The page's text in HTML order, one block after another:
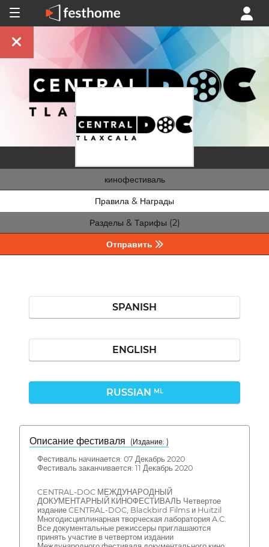
кинофестиваль
Правила & Награды
Разделы & Тарифы (2)
Отправить
SPANISH
ENGLISH
RUSSIAN ML
Описание фестиваля
( Издание: )
Фестиваль начинается: 07 Декабрь 2020
Фестиваль заканчивается: 11 Декабрь 2020
CENTRAL-DOC МЕЖДУНАРОДНЫЙ
ДОКУМЕНТАРНЫЙ КИНОФЕСТИВАЛЬ Четвертое
издание CENTRAL-DOC, Blackbird Films и Huitzil
Многодисциплинарная творческая лаборатория A.C.
Все документальные режиссеры приглашаются
принять участие в четвертом издании